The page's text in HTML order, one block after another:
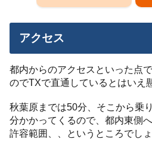
アクセス
都内からのアクセスといった点
のでTXで直通しているとはいえ
秋葉原までは50分、そこから乗
分かかってくるので、都内東側
許容範囲、、というところでしょ